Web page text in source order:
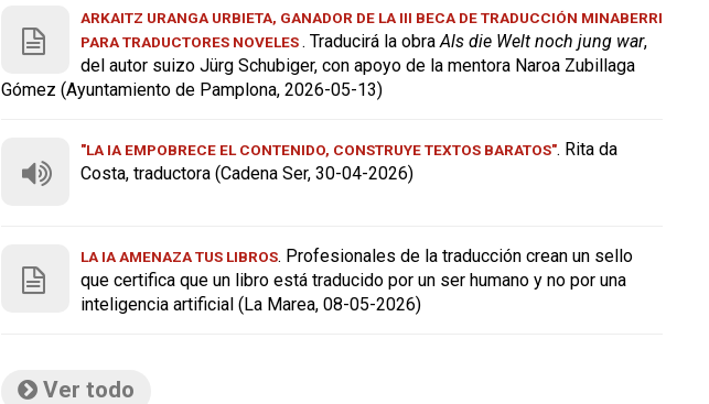
ARKAITZ URANGA URBIETA, GANADOR DE LA III BECA DE TRADUCCIÓN MINABERRI
PARA TRADUCTORES NOVELES . Traducirá la obra Als die Welt noch jung war,
del autor suizo Jürg Schubiger, con apoyo de la mentora Naroa Zubillaga
Gómez (Ayuntamiento de Pamplona, 2026-05-13)
"LA IA EMPOBRECE EL CONTENIDO, CONSTRUYE TEXTOS BARATOS". Rita da
Costa, traductora (Cadena Ser, 30-04-2026)
LA IA AMENAZA TUS LIBROS. Profesionales de la traducción crean un sello
que certifica que un libro está traducido por un ser humano y no por una
inteligencia artificial (La Marea, 08-05-2026)
Ver todo